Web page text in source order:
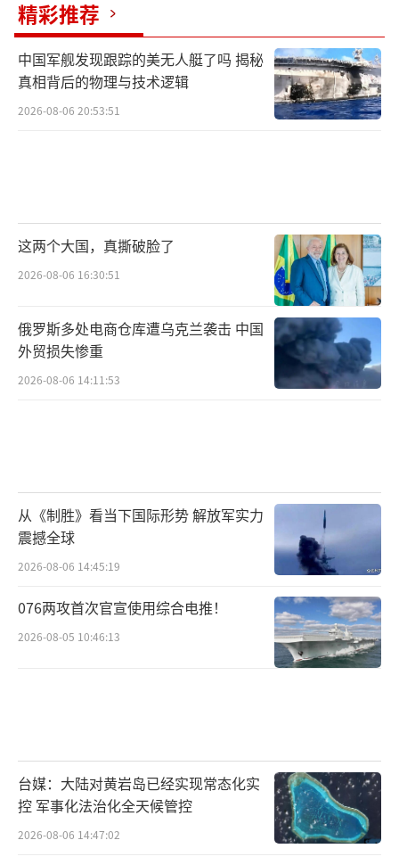
精彩推荐
中国军舰发现跟踪的美无人艇了吗 揭秘
真相背后的物理与技术逻辑
2026-08-06 20:53:51
这两个大国，真撕破脸了
2026-08-06 16:30:51
俄罗斯多处电商仓库遭乌克兰袭击 中国
外贸损失惨重
2026-08-06 14:11:53
从《制胜》看当下国际形势 解放军实力
震撼全球
2026-08-06 14:45:19
076两攻首次官宣使用综合电推！
2026-08-05 10:46:13
台媒：大陆对黄岩岛已经实现常态化实
控 军事化法治化全天候管控
2026-08-06 14:47:02